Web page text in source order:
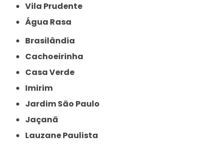
Vila Prudente
Água Rasa
Brasilândia
Cachoeirinha
Casa Verde
Imirim
Jardim São Paulo
Jaçanã
Lauzane Paulista